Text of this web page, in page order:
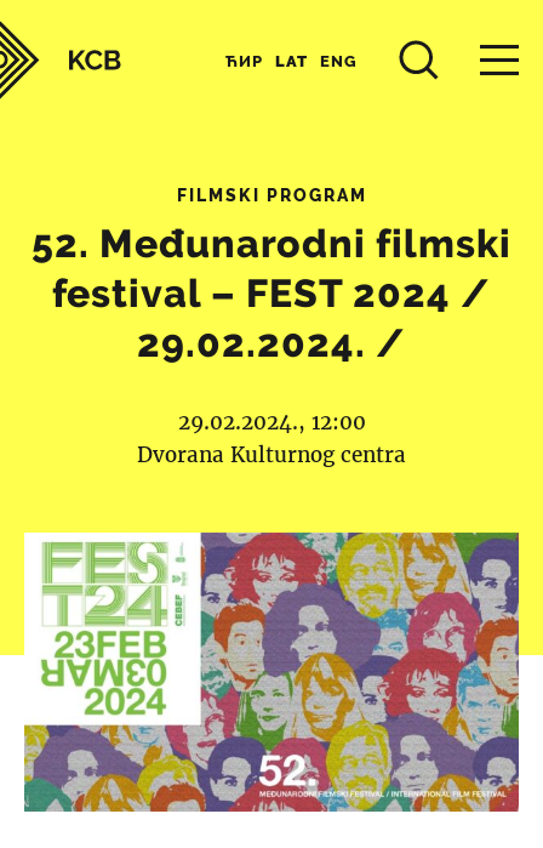
ЋИР LAT ENG
FILMSKI PROGRAM
52. Međunarodni filmski
festival – FEST 2024 /
29.02.2024. /
29.02.2024., 12:00
Dvorana Kulturnog centra